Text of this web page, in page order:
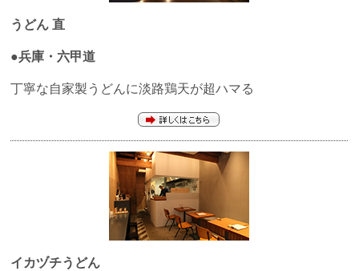
うどん 直
●兵庫・六甲道
丁寧な自家製うどんに淡路鶏天が超ハマる
イカヅチうどん